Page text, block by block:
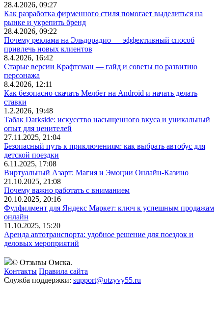
28.4.2026, 09:27
Как разработка фирменного стиля помогает выделиться на
рынке и укрепить бренд
28.4.2026, 09:22
Почему реклама на Эльдорадио — эффективный способ
привлечь новых клиентов
8.4.2026, 16:42
Старые версии Крафтсман — гайд и советы по развитию
персонажа
8.4.2026, 12:11
Как безопасно скачать Мелбет на Android и начать делать
ставки
1.2.2026, 19:48
Табак Darkside: искусство насыщенного вкуса и уникальный
опыт для ценителей
27.11.2025, 21:04
Безопасный путь к приключениям: как выбрать автобус для
детской поездки
6.11.2025, 17:08
Виртуальный Азарт: Магия и Эмоции Онлайн-Казино
21.10.2025, 21:08
Почему важно работать с вниманием
20.10.2025, 20:16
Фулфилмент для Яндекс Маркет: ключ к успешным продажам
онлайн
11.10.2025, 15:20
Аренда автотранспорта: удобное решение для поездок и
деловых мероприятий
© Отзывы Омска.
Контакты Правила сайта
Служба поддержки: support@otzyvy55.ru